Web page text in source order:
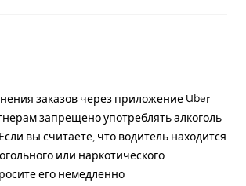
заказов через приложение Uber
запрещено употреблять алкоголь
вы считаете, что водитель находится
или наркотического
его немедленно